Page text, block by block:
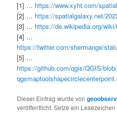
[1] … https://www.xyht.com/
[2] … https://spatialgalaxy.net/
[3] … https://de.wikipedia.org/
[4] …
https://twitter.com/shermange/
[5] …
https://github.com/qgis/QGIS/
Dieser Eintrag wurde von
veröffentlicht. Setze ein Lesezeichen